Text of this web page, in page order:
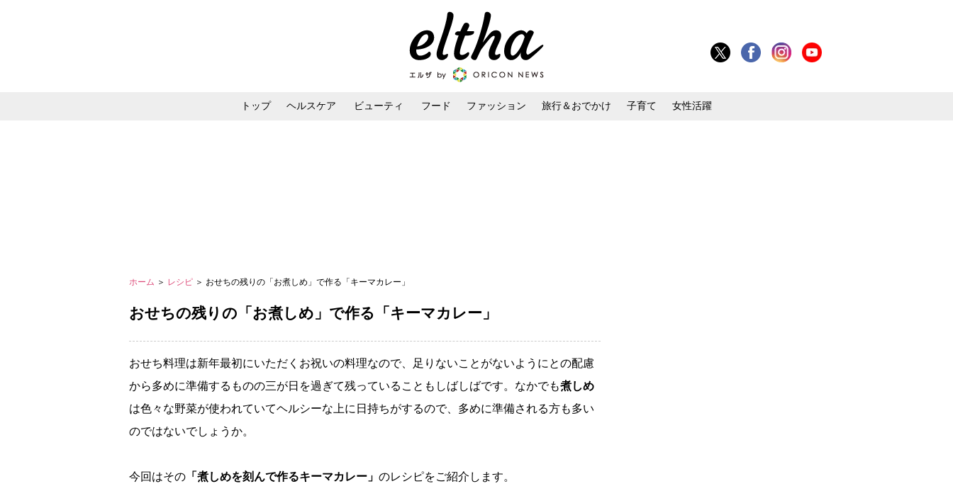
トップ ヘルスケア ビューティ フード ファッション 旅行＆おでかけ 子育て 女性活躍
ホーム ＞ レシピ ＞ おせちの残りの「お煮しめ」で作る「キーマカレー」
おせちの残りの「お煮しめ」で作る「キーマカレー」
おせち料理は新年最初にいただくお祝いの料理なので、足りないことがないようにとの配慮
から多めに準備するものの三が日を過ぎて残っていることもしばしばです。なかでも煮しめ
は色々な野菜が使われていてヘルシーな上に日持ちがするので、多めに準備される方も多い
のではないでしょうか。
今回はその 「煮しめを刻んで作るキーマカレー」 のレシピをご紹介します。